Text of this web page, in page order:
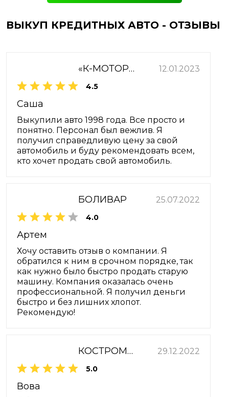
ВЫКУП КРЕДИТНЫХ АВТО - ОТЗЫВЫ
«К-МОТОРС» 12.01.2023
4.5
Саша
Выкупили авто 1998 года. Все просто и
понятно. Персонал был вежлив. Я
получил справедливую цену за свой
автомобиль и буду рекомендовать всем,
кто хочет продать свой автомобиль.
БОЛИВАР 25.07.2022
4.0
Артем
Хочу оставить отзыв о компании. Я
обратился к ним в срочном порядке, так
как нужно было быстро продать старую
машину. Компания оказалась очень
профессиональной. Я получил деньги
быстро и без лишних хлопот.
Рекомендую!
КОСТРОМА-ЛАДА-СЕРВИС 29.12.2022
5.0
Вова